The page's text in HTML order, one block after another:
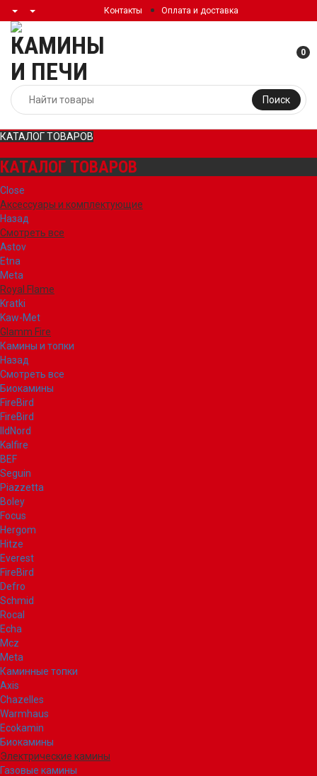
Контакты Оплата и доставка
Поиск
0
КАТАЛОГ ТОВАРОВ
КАТАЛОГ ТОВАРОВ
Close
Аксессуары и комплектующие
Назад
Смотреть все
Astov
Etna
Meta
Royal Flame
Kratki
Kaw-Met
Glamm Fire
Камины и топки
Назад
Смотреть все
Биокамины
FireBird
FireBird
IldNord
Kalfire
BEF
Seguin
Piazzetta
Boley
Focus
Hergom
Hitze
Everest
FireBird
Defro
Schmid
Rocal
Echa
Mcz
Meta
Каминные топки
Axis
Chazelles
Warmhaus
Ecokamin
Биокамины
Электрические камины
Газовые камины